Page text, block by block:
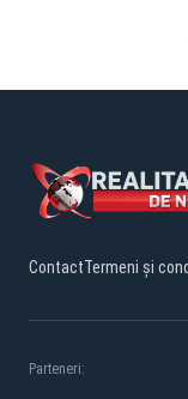
ContactTermeni și
Parteneri: